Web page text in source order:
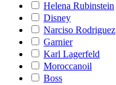
Helena Rubinstein
Disney
Narciso Rodriguez
Garnier
Karl Lagerfeld
Moroccanoil
Boss